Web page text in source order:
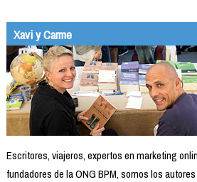
Xavi y Carme
Escritores, viajeros, expertos en marketing
fundadores de la ONG BPM, somos los